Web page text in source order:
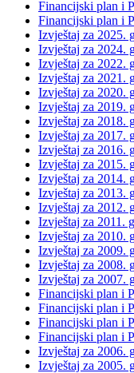
Financijski plan i
Financijski plan i
Izvještaj za 2025.
Izvještaj za 2024.
Izvještaj za 2022.
Izvještaj za 2021.
Izvještaj za 2020.
Izvještaj za 2019.
Izvještaj za 2018.
Izvještaj za 2017.
Izvještaj za 2016.
Izvještaj za 2015.
Izvještaj za 2014.
Izvještaj za 2013.
Izvještaj za 2012.
Izvještaj za 2011.
Izvještaj za 2010.
Izvještaj za 2009.
Izvještaj za 2008.
Izvještaj za 2007.
Financijski plan i
Financijski plan i
Financijski plan i
Financijski plan i
Izvještaj za 2006.
Izvještaj za 2005.